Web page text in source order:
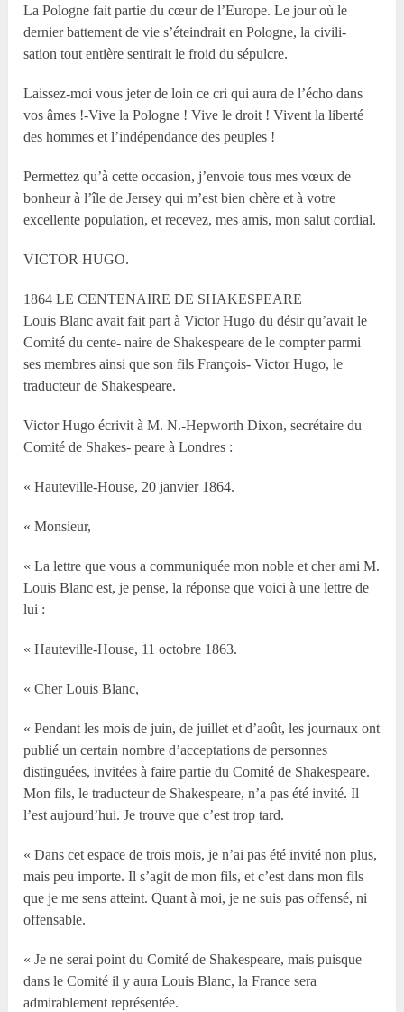
La Pologne fait partie du cœur de l’Europe. Le jour où le
dernier battement de vie s’éteindrait en Pologne, la civili-
sation tout entière sentirait le froid du sépulcre.
Laissez-moi vous jeter de loin ce cri qui aura de l’écho dans
vos âmes !-Vive la Pologne ! Vive le droit ! Vivent la liberté
des hommes et l’indépendance des peuples !
Permettez qu’à cette occasion, j’envoie tous mes vœux de
bonheur à l’île de Jersey qui m’est bien chère et à votre
excellente population, et recevez, mes amis, mon salut cordial.
VICTOR HUGO.
1864 LE CENTENAIRE DE SHAKESPEARE
Louis Blanc avait fait part à Victor Hugo du désir qu’avait le
Comité du cente- naire de Shakespeare de le compter parmi
ses membres ainsi que son fils François- Victor Hugo, le
traducteur de Shakespeare.
Victor Hugo écrivit à M. N.-Hepworth Dixon, secrétaire du
Comité de Shakes- peare à Londres :
« Hauteville-House, 20 janvier 1864.
« Monsieur,
« La lettre que vous a communiquée mon noble et cher ami M.
Louis Blanc est, je pense, la réponse que voici à une lettre de
lui :
« Hauteville-House, 11 octobre 1863.
« Cher Louis Blanc,
« Pendant les mois de juin, de juillet et d’août, les journaux ont
publié un certain nombre d’acceptations de personnes
distinguées, invitées à faire partie du Comité de Shakespeare.
Mon fils, le traducteur de Shakespeare, n’a pas été invité. Il
l’est aujourd’hui. Je trouve que c’est trop tard.
« Dans cet espace de trois mois, je n’ai pas été invité non plus,
mais peu importe. Il s’agit de mon fils, et c’est dans mon fils
que je me sens atteint. Quant à moi, je ne suis pas offensé, ni
offensable.
« Je ne serai point du Comité de Shakespeare, mais puisque
dans le Comité il y aura Louis Blanc, la France sera
admirablement représentée.